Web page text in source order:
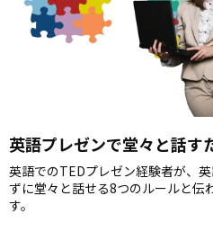
英語プレゼンで堂々と話す
英語でのTEDプレゼン経験者が、
ずに堂々と話せる8つのルールと伝
す。